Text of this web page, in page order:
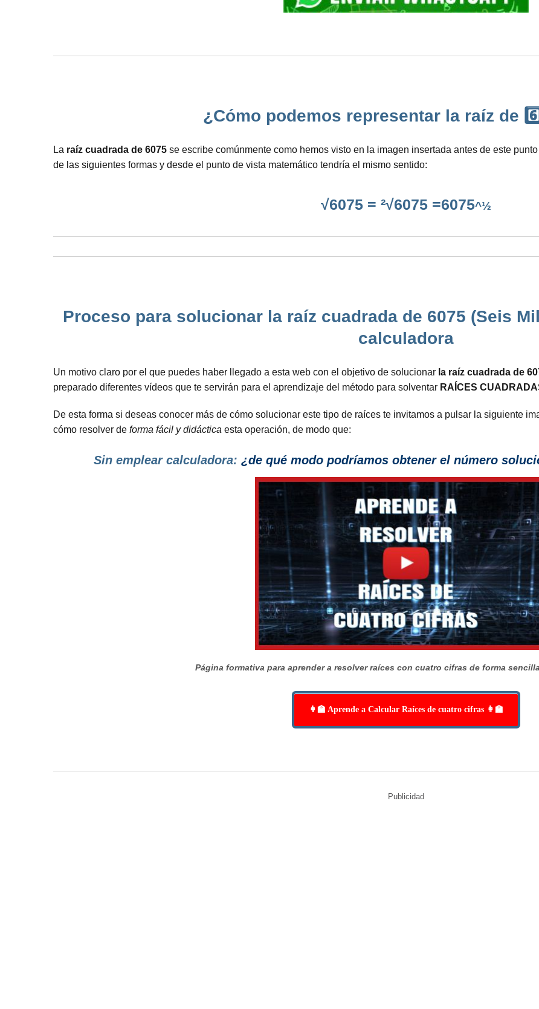
¿Cómo podemos representar la raíz de
La raíz cuadrada de 6075 se escribe comúnmente como hemos visto en la imagen insertada antes de este
de las siguientes formas y desde el punto de vista matemático tendría el mismo sentido:
√6075 = ²√6075 =6075^½
Proceso para solucionar la raíz cuadrada de 6075 (Seis
calculadora
Un motivo claro por el que puedes haber llegado a esta web con el objetivo de solucionar la raíz cuadrada de
preparado diferentes vídeos que te servirán para el aprendizaje del método para solventar RAÍCES
De esta forma si deseas conocer más de cómo solucionar este tipo de raíces te invitamos a pulsar la siguiente
cómo resolver de forma fácil y didáctica esta operación, de modo que:
Sin emplear calculadora: ¿de qué modo podríamos obtener el número
Página formativa para aprender a resolver raíces con cuatro cifras de forma sencilla
👩‍🏫 Aprende a Calcular Raíces de cuatro cifras 👩‍🏫
Publicidad